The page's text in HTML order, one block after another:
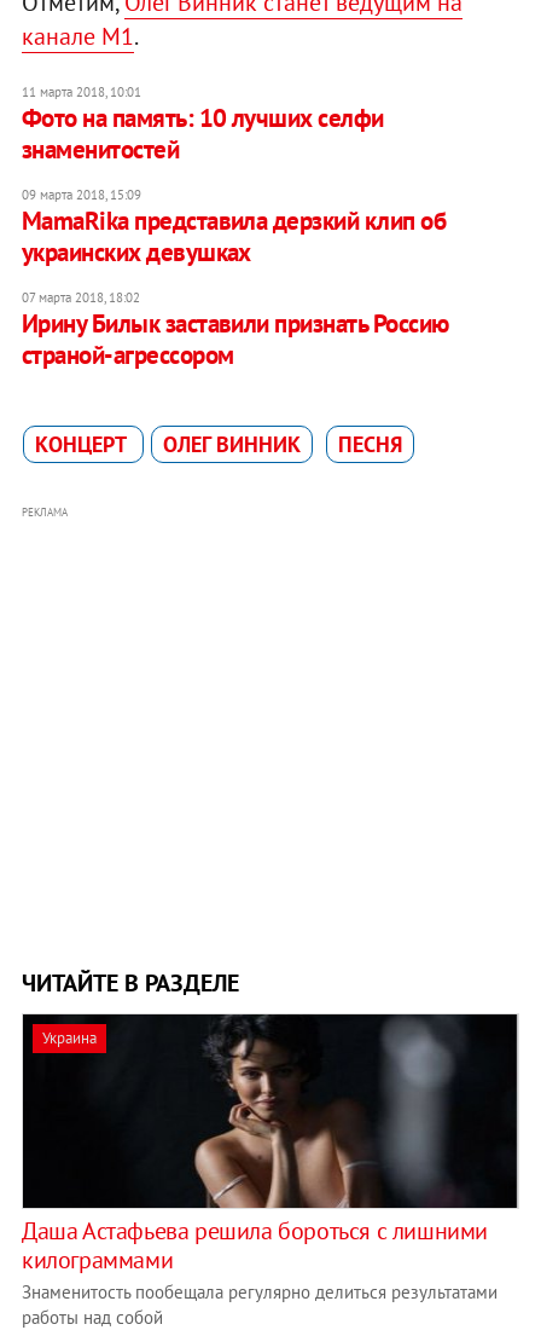
канале М1.
11 марта 2018, 10:01
Фото на память: 10 лучших селфи
знаменитостей
09 марта 2018, 15:09
MamaRika представила дерзкий клип об
украинских девушках
07 марта 2018, 18:02
Ирину Билык заставили признать Россию
страной-агрессором
КОНЦЕРТ ОЛЕГ ВИННИК ПЕСНЯ
РЕКЛАМА
ЧИТАЙТЕ В РАЗДЕЛЕ
Украина
Даша Астафьева решила бороться с лишними
килограммами
Знаменитость пообещала регулярно делиться результатами
работы над собой